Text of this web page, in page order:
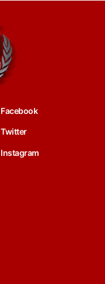
Facebook
Twitter
Instagram